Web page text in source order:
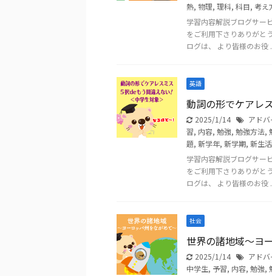
熱, 物理, 理科, 科目, 考え
学習内容解説ブログサー
をご利用下さりありがと
ログは、 より皆様のお役
英語
動詞の形でケアレ
2025/1/14
アド
習, 内容, 勉強, 勉強方法,
題, 新学年, 新学期, 新生活
学習内容解説ブログサー
をご利用下さりありがと
ログは、 より皆様のお役
社会
世界の諸地域～ヨ
2025/1/14
アド
中学生, 予習, 内容, 勉強,